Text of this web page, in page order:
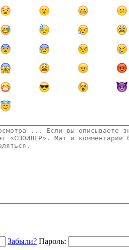
Забыли? Пароль: